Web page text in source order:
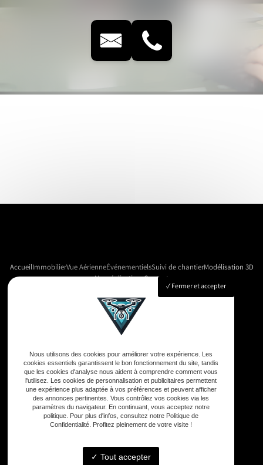
AccueilImmobilierVue AérienneÉvénementielsSuivi de chantierModélisation 3D
Nos réalisationsContact
Adresse
33590 Vensac
Téléphone
06 33 48 35 75
Email
Fermer et accepter
Nous utilisons des cookies pour améliorer votre expérience. Les
cookies essentiels garantissent le bon fonctionnement du site, tandis
que les cookies d'analyse nous aident à comprendre comment vous
l'utilisez. Les cookies de personnalisation et publicitaires permettent
une expérience plus adaptée à vos préférences et peuvent afficher
des annonces pertinentes. Vous contrôlez vos cookies via les
paramètres du navigateur. En continuant, vous acceptez notre
politique. Pour plus d'infos, consultez notre Politique de
Confidentialité. Profitez pleinement de votre visite !
Tout accepter